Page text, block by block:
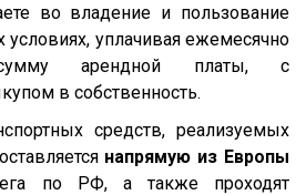
во владение и пользование
условиях, уплачивая ежемесячно
арендной платы, с
в собственность.
средств, реализуемых
напрямую из Европы
по РФ, а также проходят